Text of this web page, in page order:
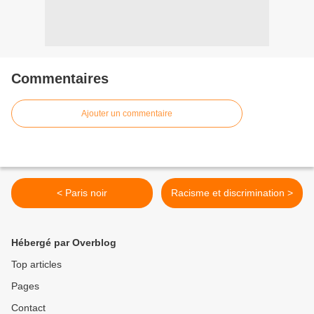
Commentaires
Ajouter un commentaire
< Paris noir Racisme et discrimination >
Hébergé par Overblog
Top articles
Pages
Contact